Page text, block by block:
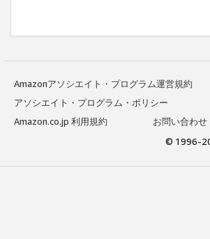
Amazonアソシエイト・プログラム運営規約
アソシエイト・プログラム・ポリシー
Amazon.co.jp 利用規約
お問い合わせ
© 1996-